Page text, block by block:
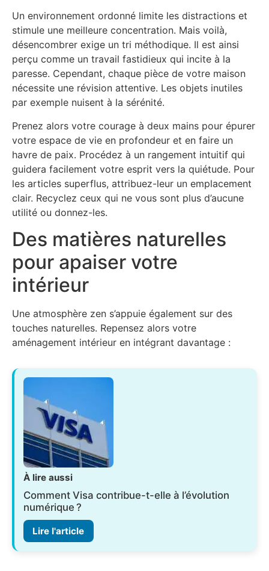
Un environnement ordonné limite les distractions et
stimule une meilleure concentration. Mais voilà,
désencombrer exige un tri méthodique. Il est ainsi
perçu comme un travail fastidieux qui incite à la
paresse. Cependant, chaque pièce de votre maison
nécessite une révision attentive. Les objets inutiles
par exemple nuisent à la sérénité.
Prenez alors votre courage à deux mains pour épurer
votre espace de vie en profondeur et en faire un
havre de paix. Procédez à un rangement intuitif qui
guidera facilement votre esprit vers la quiétude. Pour
les articles superflus, attribuez-leur un emplacement
clair. Recyclez ceux qui ne vous sont plus d’aucune
utilité ou donnez-les.
Des matières naturelles
pour apaiser votre
intérieur
Une atmosphère zen s’appuie également sur des
touches naturelles. Repensez alors votre
aménagement intérieur en intégrant davantage :
À lire aussi
Comment Visa contribue-t-elle à l’évolution
numérique ?
Lire l'article